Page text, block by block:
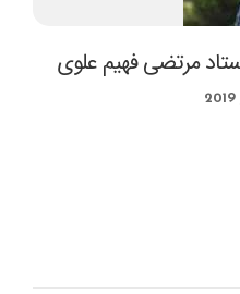
مرتضی فهیم علوی